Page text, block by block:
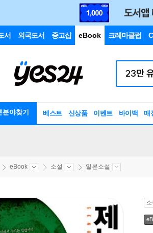
서 외국도서 중고샵 eBook 크레마클럽
분야찾기 베스트 신상품 이벤트 바이백 매
eBook 소설 일본소설